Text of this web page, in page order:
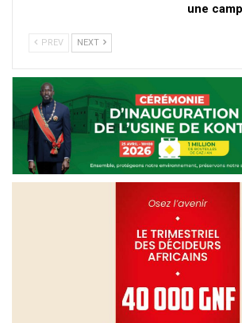
une
PREV NEXT